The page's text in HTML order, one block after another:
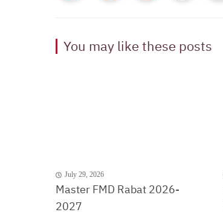
You may like these posts
July 29, 2026
Master FMD Rabat 2026-
2027